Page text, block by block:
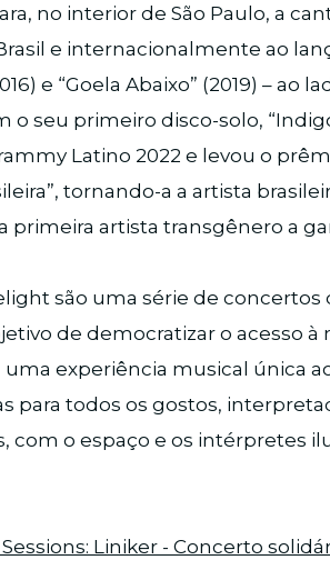
no interior de São Paulo, a
e internacionalmente ao
e “Goela Abaixo” (2019) – ao
o seu primeiro disco-solo,
Latino 2022 e levou o
tornando-a a artista
primeira artista transgênero a
são uma série de concertos
de democratizar o acesso à
experiência musical única
para todos os gostos,
com o espaço e os intérpretes
Liniker - Concerto